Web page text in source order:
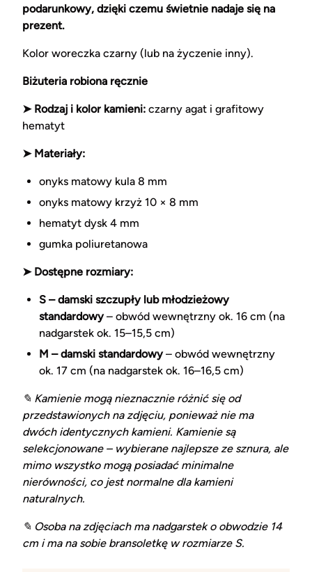
podarunkowy, dzięki czemu świetnie nadaje się na
prezent.
Kolor woreczka czarny (lub na życzenie inny).
Biżuteria robiona ręcznie
➤ Rodzaj i kolor kamieni: czarny agat i grafitowy
hematyt
➤ Materiały:
onyks matowy kula 8 mm
onyks matowy krzyż 10 × 8 mm
hematyt dysk 4 mm
gumka poliuretanowa
➤ Dostępne rozmiary:
S – damski szczupły lub młodzieżowy
standardowy– obwód wewnętrzny ok. 16 cm (na
nadgarstek ok. 15–15,5 cm)
M – damski standardowy– obwód wewnętrzny
ok. 17 cm (na nadgarstek ok. 16–16,5 cm)
✎ Kamienie mogą nieznacznie różnić się od
przedstawionych na zdjęciu, ponieważ nie ma
dwóch identycznych kamieni. Kamienie są
selekcjonowane – wybierane najlepsze ze sznura, ale
mimo wszystko mogą posiadać minimalne
nierówności, co jest normalne dla kamieni
naturalnych.
✎ Osoba na zdjęciach ma nadgarstek o obwodzie 14
cm i ma na sobie bransoletkę w rozmiarze S.